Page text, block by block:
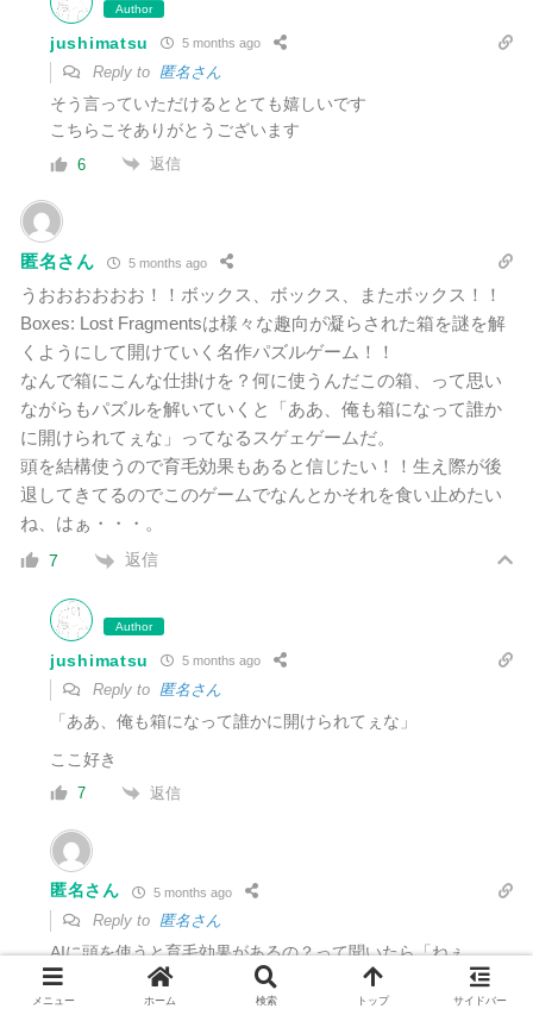
Author
jushimatsu 5 months ago
Reply to 匿名さん
そう言っていただけるととても嬉しいです
こちらこそありがとうございます
6 返信
匿名さん 5 months ago
うおおおおおお！！ボックス、ボックス、またボックス！！
Boxes: Lost Fragmentsは様々な趣向が凝らされた箱を謎を解
くようにして開けていく名作パズルゲーム！！
なんで箱にこんな仕掛けを？何に使うんだこの箱、って思い
ながらもパズルを解いていくと「ああ、俺も箱になって誰か
に開けられてぇな」ってなるスゲェゲームだ。
頭を結構使うので育毛効果もあると信じたい！！生え際が後
退してきてるのでこのゲームでなんとかそれを食い止めたい
ね、はぁ・・・。
7 返信
Author
jushimatsu 5 months ago
Reply to 匿名さん
「ああ、俺も箱になって誰かに開けられてぇな」
ここ好き
7 返信
匿名さん 5 months ago
Reply to 匿名さん
AIに頭を使うと育毛効果があるの？って聞いたら「ねぇ
よ！」って言われた！ショック！！
メニュー ホーム 検索 トップ サイドバー